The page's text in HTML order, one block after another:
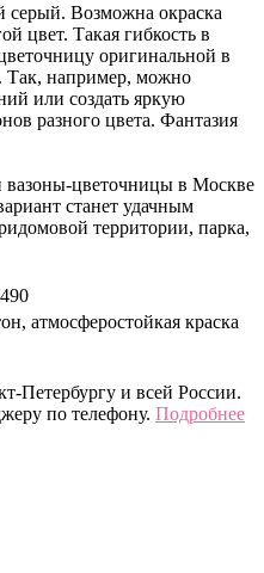
серый. Возможна окраска
цвет. Такая гибкость в
оригинальной в
Так, например, можно
или создать яркую
разного цвета. Фантазия
цветочницы в Москве
станет удачным
территории, парка,
атмосферостойкая краска
Петербургу и всей России.
по телефону. Подробнее